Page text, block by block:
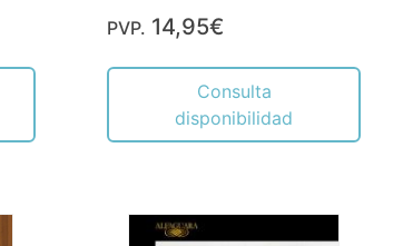
PVP. 14,95€
Consulta
disponibilidad